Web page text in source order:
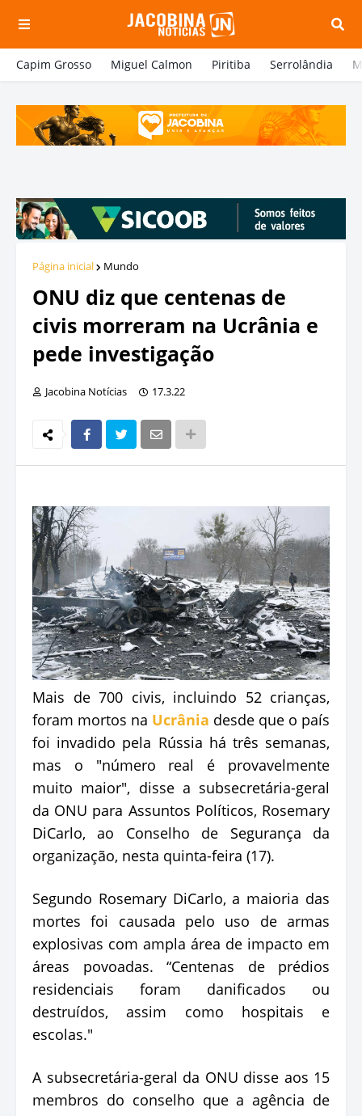
Capim Grosso Miguel Calmon Piritiba Serrolândia
Página inicial Mundo
ONU diz que centenas de
civis morreram na Ucrânia e
pede investigação
Jacobina Notícias 17.3.22
Mais de 700 civis, incluindo 52 crianças,
foram mortos na Ucrânia desde que o país
foi invadido pela Rússia há três semanas,
mas o "número real é provavelmente
muito maior", disse a subsecretária-geral
da ONU para Assuntos Políticos, Rosemary
DiCarlo, ao Conselho de Segurança da
organização, nesta quinta-feira (17).
Segundo Rosemary DiCarlo, a maioria das
mortes foi causada pelo uso de armas
explosivas com ampla área de impacto em
áreas povoadas. “Centenas de prédios
residenciais foram danificados ou
destruídos, assim como hospitais e
escolas."
A subsecretária-geral da ONU disse aos 15
membros do conselho que a agência de